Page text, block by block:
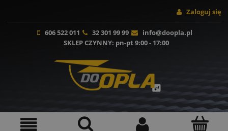
Zaloguj się
606 522 011 32 301 99 99
info@doopla.pl
SKLEP CZYNNY: pn-pt 9:00 - 17:00